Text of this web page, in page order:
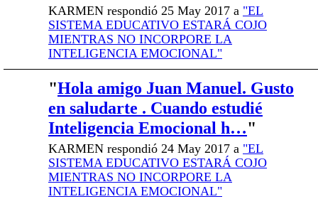
KARMEN respondió 25 May 2017 a "EL
SISTEMA EDUCATIVO ESTARÁ COJO
MIENTRAS NO INCORPORE LA
INTELIGENCIA EMOCIONAL"
"Hola amigo Juan Manuel. Gusto
en saludarte . Cuando estudié
Inteligencia Emocional h…"
KARMEN respondió 24 May 2017 a "EL
SISTEMA EDUCATIVO ESTARÁ COJO
MIENTRAS NO INCORPORE LA
INTELIGENCIA EMOCIONAL"